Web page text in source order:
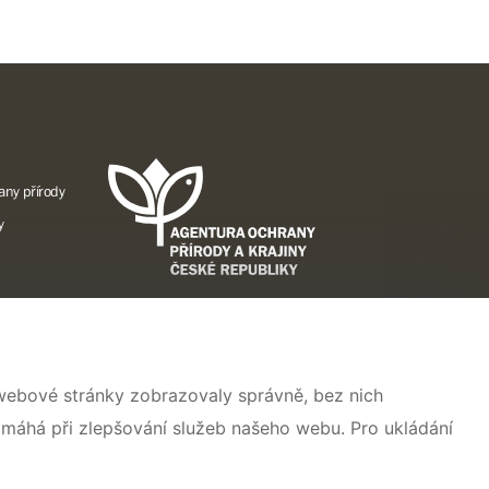
přírody
pro
stránky zobrazovaly správně, bez nich
při zlepšování služeb našeho webu. Pro ukládání